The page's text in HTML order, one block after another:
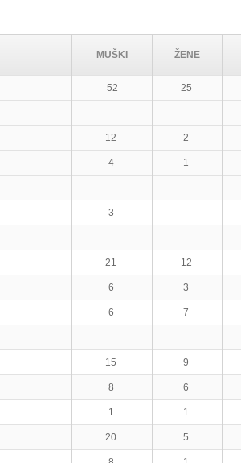
MUŠKI ŽENE
52 25
12 2
4 1
3
21 12
6 3
6 7
15 9
8 6
1 1
20 5